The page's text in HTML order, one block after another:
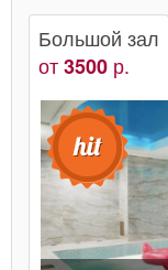
Большой зал
от3500 р.